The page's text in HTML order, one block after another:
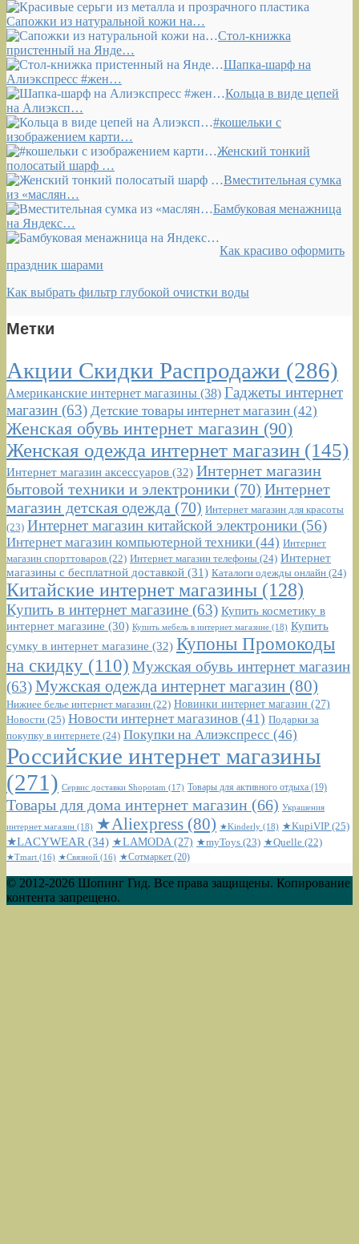
Сапожки из натуральной кожи на…
Стол-книжка
пристенный на Янде…
Шапка-шарф на
Алиэкспресс #жен…
Кольца в виде цепей
на Алиэксп…
#кошельки с
изображением карти…
Женский тонкий
полосатый шарф …
Вместительная сумка
из «маслян…
Бамбуковая менажница
на Яндекс…
Как красиво оформить
праздник шарами
Как выбрать фильтр глубокой очистки воды
Метки
Акции Скидки Распродажи (286)
Американские интернет магазины (38) Гаджеты интернет
магазин (63) Детские товары интернет магазин (42)
Женская обувь интернет магазин (90)
Женская одежда интернет магазин (145)
Интернет магазин аксессуаров (32) Интернет магазин
бытовой техники и электроники (70) Интернет
магазин детская одежда (70) Интернет магазин для красоты
(23) Интернет магазин китайской электроники (56)
Интернет магазин компьютерной техники (44) Интернет
магазин спорттоваров (22) Интернет магазин телефоны (24) Интернет
магазины с бесплатной доставкой (31) Каталоги одежды онлайн (24)
Китайские интернет магазины (128)
Купить в интернет магазине (63) Купить косметику в
интернет магазине (30) Купить мебель в интернет магазине (18) Купить
сумку в интернет магазине (32) Купоны Промокоды
на скидку (110) Мужская обувь интернет магазин
(63)Мужская одежда интернет магазин (80)
Нижнее белье интернет магазин (22) Новинки интернет магазин (27)
Новости (25) Новости интернет магазинов (41) Подарки за
покупку в интернете (24) Покупки на Алиэкспресс (46)
Российские интернет магазины
(271) Сервис доставки Shopotam (17) Товары для активного отдыха (19)
Товары для дома интернет магазин (66) Украшения
интернет магазин (18) ★Aliexpress (80) ★Kinderly (18) ★KupiVIP (25)
★LACYWEAR (34) ★LAMODA (27) ★myToys (23) ★Quelle (22)
★Tmart (16) ★Связной (16) ★Сотмаркет (20)
© 2012-2026 Шопинг Гид. Все права защищены. Копирование
контента запрещено.